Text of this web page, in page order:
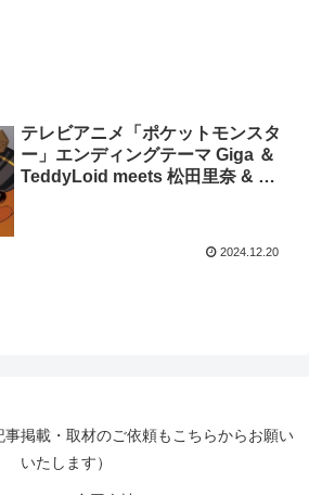
テレビアニメ「ポケットモンスタ
ー」エンディングテーマ Giga ＆
TeddyLoid meets 松田里奈 & 森
2024.12.20
掲載・取材のご依頼もこちらからお願い
いたします）